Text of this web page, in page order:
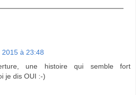
2015 à 23:48
une histoire qui semble fort
je dis OUI :-)